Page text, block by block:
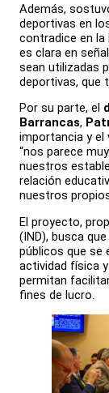
Además,
deportivas en
contradice en la
es clara en
sean utilizadas
deportivas, que
Por su parte, el
Barrancas,
importancia y el
“nos parece
nuestros
relación
nuestros
El proyecto,
(IND), busca
públicos que se
actividad física
permitan
fines de lucro.